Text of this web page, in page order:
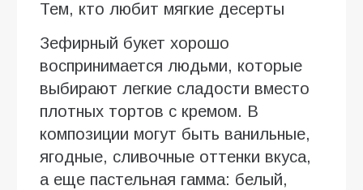
Тем, кто любит мягкие десерты
Зефирный букет хорошо
воспринимается людьми, которые
выбирают легкие сладости вместо
плотных тортов с кремом. В
композиции могут быть ванильные,
ягодные, сливочные оттенки вкуса,
а еще пастельная гамма: белый,